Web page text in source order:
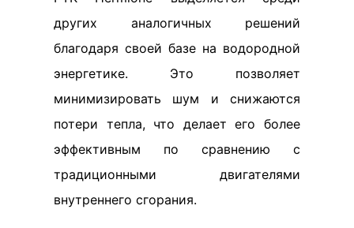
других аналогичных решений
благодаря своей базе на водородной
энергетике. Это позволяет
минимизировать шум и снижаются
потери тепла, что делает его более
эффективным по сравнению с
традиционными двигателями
внутреннего сгорания.